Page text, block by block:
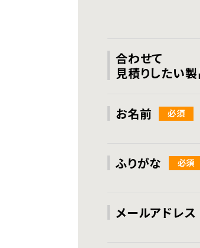
合わせて
見積りしたい
お名前
ふりがな
メールアドレス